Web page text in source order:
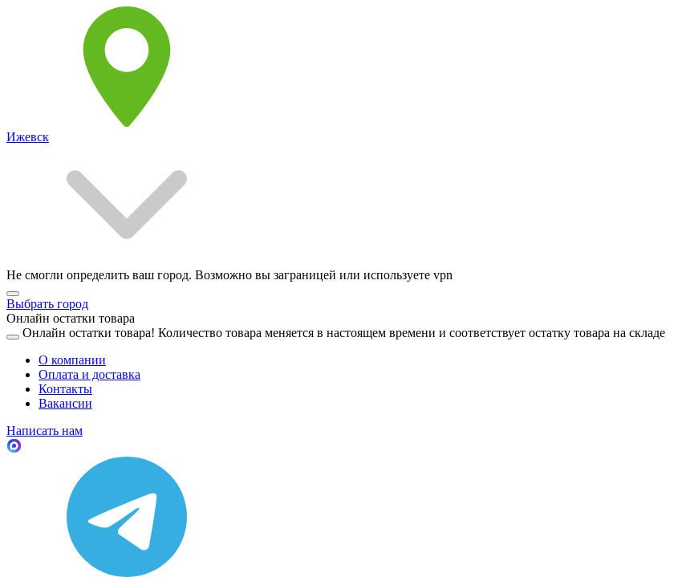
Ижевск
Не смогли определить ваш город. Возможно вы заграницей или используете vpn
Выбрать город
Онлайн остатки товара
Онлайн остатки товара! Количество товара меняется в настоящем времени и соответствует остатку товара на складе
О компании
Оплата и доставка
Контакты
Вакансии
Написать нам